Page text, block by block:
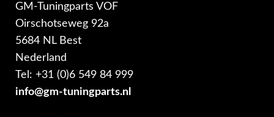
GM-Tuningparts VOF
Oirschotseweg 92a
5684 NL Best
Nederland
Tel: +31 (0)6 549 84 999
info@gm-tuningparts.nl